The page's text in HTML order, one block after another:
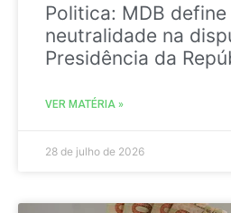
Politica: MDB
neutralidade na
Presidência da
VER MATÉRIA »
28 de julho de 2026